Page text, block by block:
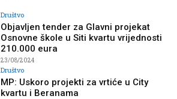
Društvo
Objavljen tender za Glavni projekat
Osnovne škole u Siti kvartu vrijednosti
210.000 eura
23/08/2024
Društvo
MP: Uskoro projekti za vrtiće u City
kvartu i Beranama